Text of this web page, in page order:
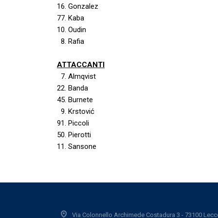
16. Gonzalez
77. Kaba
10. Oudin
8. Rafia
ATTACCANTI
7. Almqvist
22. Banda
45. Burnete
9. Krstović
91. Piccoli
50. Pierotti
11. Sansone
Via Colonnello Archimede Costadura 3 - 73100